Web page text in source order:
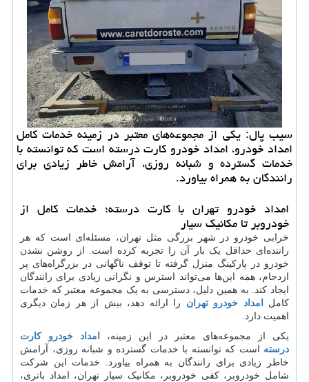
سیب پال: یکی از مجموعه‌های معتبر در زمینه خدمات کامل
امداد خودرو، امداد خودرو کارت درسته است که توانسته با
خدمات گسترده و شبانه روزی، آرامش خاطر زیادی برای
رانندگان به همراه بیاورد.
امداد خودرو تهران با کارت درسته؛ خدمات کامل از
خودروبر تا مکانیک سیار
خرابی خودرو در شهر بزرگی مثل تهران، مسئله‌ای است که هر
راننده‌ای حداقل یک بار آن را تجربه کرده است. از روشن نشدن
خودرو در پارکینگ منزل گرفته تا توقف ناگهانی در بزرگراه‌های پر
ازدحام، همه این‌ها می‌تواند استرس و نگرانی زیادی برای رانندگان
ایجاد کند. به همین دلیل، دسترسی به یک مجموعه معتبر که خدمات
کامل
امداد خودرو تهران را ارائه دهد، بیش از هر زمان دیگری
اهمیت دارد.
یکی از مجموعه‌های معتبر در این زمینه،
امداد خودرو کارت
درسته است که توانسته با خدمات گسترده و شبانه روزی، آرامش
خاطر زیادی برای رانندگان به همراه بیاورد. خدمات این شرکت
شامل خودروبر، کفی خودروبر، مکانیک سیار تهران، امداد باتری،